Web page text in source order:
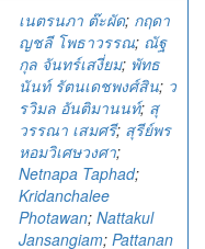
เนตรนภา ต๊ะผัด; กฤดา
ญชลี โพธาวรรณ; ณัฐ
กุล จันทร์เสงี่ยม; พัทธ
นันท์ รัตนเดชพงศ์สิน; ว
รวิมล อันติมานนท์; สุ
วรรณา เสมศรี; สุรีย์พร
หอมวิเศษวงศา;
Netnapa Taphad;
Kridanchalee
Photawan; Nattakul
Jansangiam; Pattanan